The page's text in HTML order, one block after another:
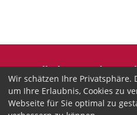
Evangelische
Wir sind anerkannter freier
Erwachsenenbildung in
Wir schätzen Ihre
um Ihre Erlaubnis, Cookies zu
Webseite für Sie optimal zu